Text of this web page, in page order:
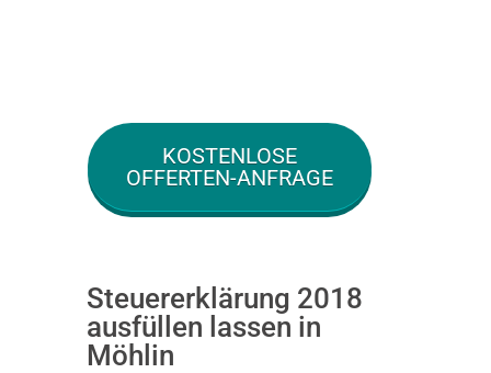
KOSTENLOSE
OFFERTEN-ANFRAGE
Steuererklärung 2018
ausfüllen lassen in
Möhlin